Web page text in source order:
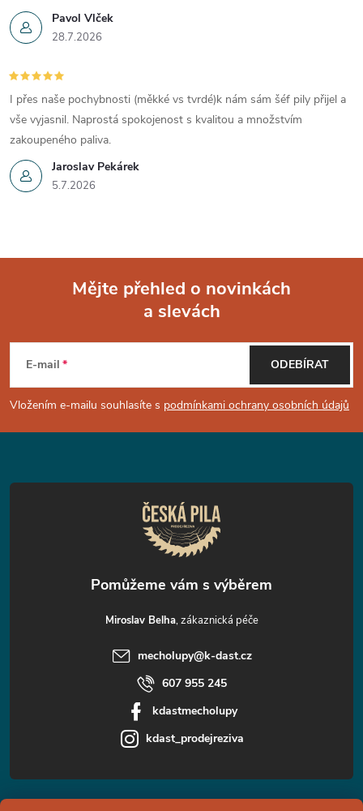
Pavol Vlček
28.7.2026
Jaroslav Pekárek
5.7.2026
I přes naše pochybnosti (měkké vs tvrdé)k nám sám šéf pily přijel a
vše vyjasnil. Naprostá spokojenost s kvalitou a množstvím
zakoupeného paliva.
p
a
t
Mějte přehled o novinkách
a slevách
E-mail
Vložením e-mailu souhlasíte s podmínkami ochrany osobních údajů
ODEBÍRAT
Miroslav Belha
mecholupy@k-dast.cz
607 955 245
kdastmecholupy
kdast_prodejreziva